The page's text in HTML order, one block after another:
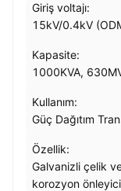
Giriş voltajı:
15kV/0.4kV
Kapasite:
1000KVA,
Kullanım:
Güç Dağıtım
Özellik:
Galvanizli çelik
korozyon